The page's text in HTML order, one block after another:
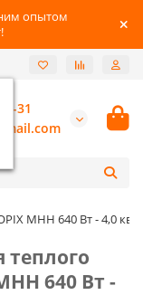
опытом
31
МНН 640 Вт - 4,0
640 Вт -